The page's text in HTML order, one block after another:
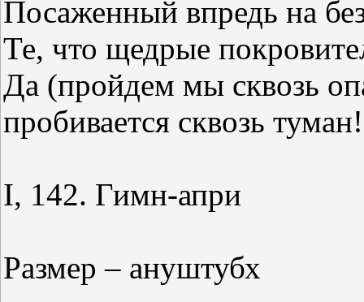
Посаженный впредь на
Те, что щедрые
Да (пройдем мы сквозь
пробивается сквозь туман!
I, 142. Гимн-апри
Размер – ануштубх